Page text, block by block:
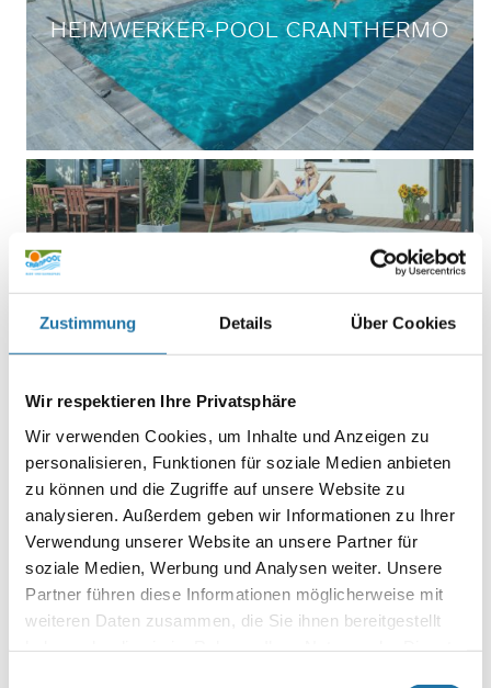
Zustimmung Details Über Cookies
Wir respektieren Ihre Privatsphäre
Wir verwenden Cookies, um Inhalte und Anzeigen zu
personalisieren, Funktionen für soziale Medien anbieten
zu können und die Zugriffe auf unsere Website zu
analysieren. Außerdem geben wir Informationen zu Ihrer
Verwendung unserer Website an unsere Partner für
soziale Medien, Werbung und Analysen weiter. Unsere
Partner führen diese Informationen möglicherweise mit
weiteren Daten zusammen, die Sie ihnen bereitgestellt
HEIMWERKER-POOL CRANTHERMO
STAHL ELEMENTBECKEN OZEAN
GFK-POLYESTERPOOL
STAHLWANDPOOL SUN REMO